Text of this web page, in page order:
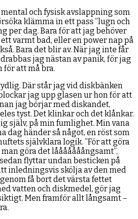
och fysisk avslappning som
klämma in ett pass ”lugn och
per dag. Bara för att jag behöver
varmt bad, eller en power nap på
Bara det blir av. När jag inte får
jag nästan av panik, för jag
för att må bra.
Där står jag vid diskbänken
jag upp glasen ur hon för att
jag börjar med diskandet,
tyst. Det klinkar och det klånkar.
själv, på min fumlighet. Min vana
dag händer så något, en röst som
självklara logik. ”För att göra
göra det lååååååångsamt”,
flyttar undan besticken på
inledningsvis skölja av den med
få bort det värsta fettet
vatten och diskmedel, gör jag
Men framför allt långsamt –